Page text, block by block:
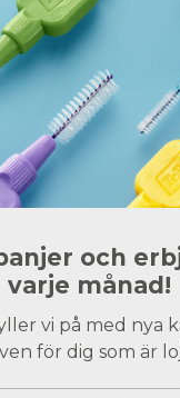
och
varje månad!
vi på med nya
för dig som är